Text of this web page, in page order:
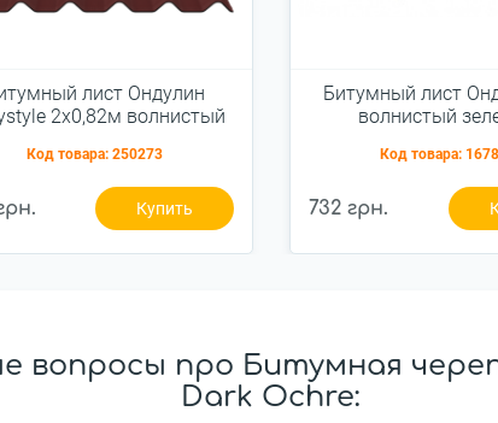
лист Ондулин
2x0,82м волнистый
Код товара: 250273
Купить
Битумный лист
волнистый
Код товара:
732 грн.
вопросы про Битумная
Dark Ochre: